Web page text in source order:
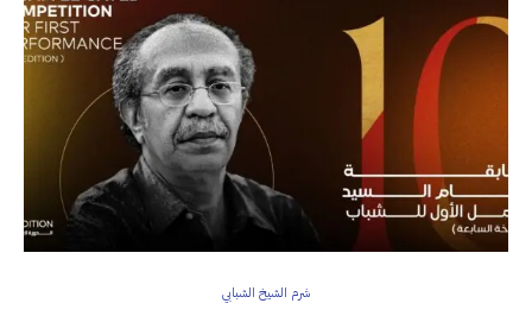
شرم الشيخ الشبابي